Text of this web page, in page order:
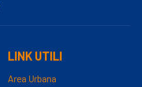
LINK UTILI
Area Urbana